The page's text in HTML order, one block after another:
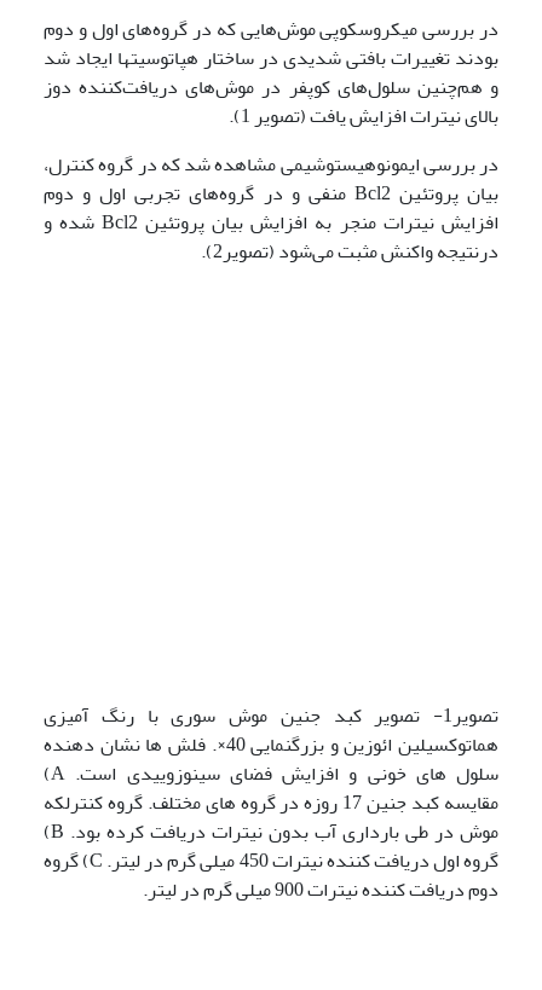
در بررسی میکروسکوپی موش‌هایی که در گروه‌های اول و دوم
بودند تغییرات بافتی شدیدی در ساختار هپاتوسیت­ها ایجاد شد
و هم‌چنین سلول‌های کوپفر در موش‌های دریافت‌کننده دوز
بالای نیترات افزایش یافت (تصویر 1).
در بررسی ایمونوهیستوشیمی مشاهده شد که در گروه کنترل،
بیان پروتئین Bcl2 منفی و در گروه‌های تجربی اول و دوم
افزایش نیترات منجر به افزایش بیان پروتئین
Bcl2 شده و
درنتیجه واکنش مثبت می‌شود (تصویر2).
تصویر1- تصویر کبد جنین موش سوری با رنگ آمیزی
هماتوکسیلین ائوزین و بزرگنمایی 40×. فلش ها نشان دهنده
سلول های خونی و افزایش فضای سینوزوییدی است. A)
مقایسه کبد جنین 17 روزه در گروه های مختلف. گروه کنترلکه
موش در طی بارداری آب بدون نیترات دریافت کرده بود. B)
گروه اول دریافت کننده نیترات 450 میلی گرم در لیتر. C) گروه
دوم دریافت کننده نیترات 900 میلی گرم در لیتر.